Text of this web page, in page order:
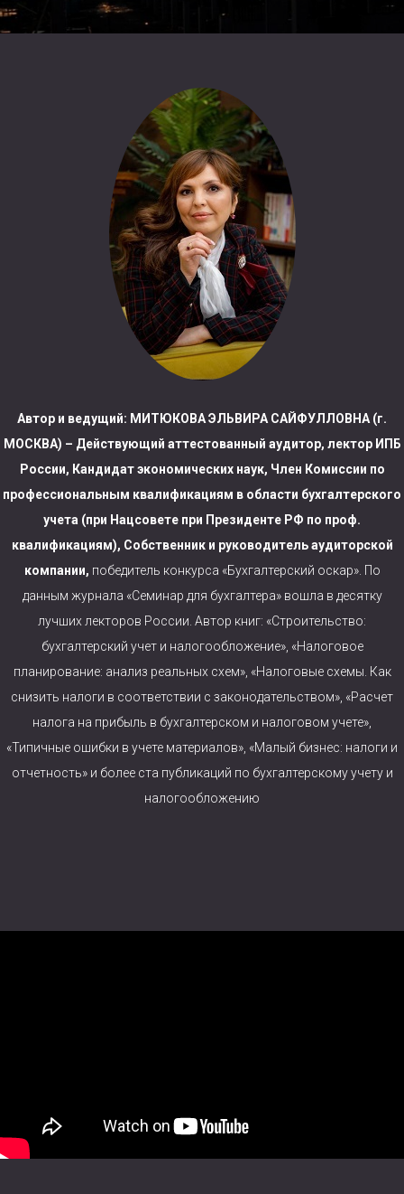
Автор и ведущий: МИТЮКОВА ЭЛЬВИРА САЙФУЛЛОВНА (г.
МОСКВА) – Действующий аттестованный аудитор, лектор ИПБ
России, Кандидат экономических наук, Член Комиссии по
профессиональным квалификациям в области бухгалтерского
учета (при Нацсовете при Президенте РФ по проф.
квалификациям), Собственник и руководитель аудиторской
компании, победитель конкурса «Бухгалтерский оскар». По
данным журнала «Семинар для бухгалтера» вошла в десятку
лучших лекторов России. Автор книг: «Строительство:
бухгалтерский учет и налогообложение», «Налоговое
планирование: анализ реальных схем», «Налоговые схемы. Как
снизить налоги в соответствии с законодательством», «Расчет
налога на прибыль в бухгалтерском и налоговом учете»,
«Типичные ошибки в учете материалов», «Малый бизнес: налоги и
отчетность» и более ста публикаций по бухгалтерскому учету и
налогообложению